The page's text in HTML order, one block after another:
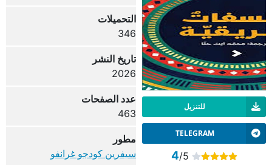
للتنزيل
TELEGRAM
4/5
التحميلات
346
تاريخ النشر
2026
عدد الصفحات
463
مطور
سيفرين كودجو غرانفو